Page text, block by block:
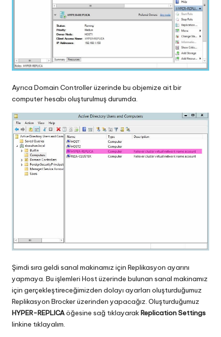
Ayrıca Domain Controller üzerinde bu objemize ait bir
computer hesabı oluşturulmuş durumda.
Şimdi sıra geldi sanal makinamız için Replikasyon ayarını
yapmaya. Bu işlemleri Host üzerinde bulunan sanal makinamız
için gerçekleştireceğimizden dolayı ayarları oluşturduğumuz
Replikasyon Brocker üzerinden yapacağız. Oluşturduğumuz
HYPER-REPLICAöğesine sağ tıklayarakReplication Settings
linkine tıklayalım.